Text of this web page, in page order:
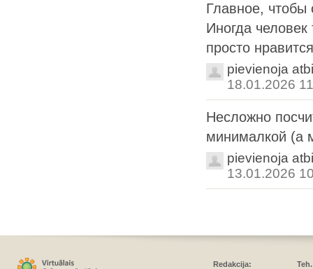
Главное, чтобы
Иногда
просто
pievienoja
18.01.2026
Несложно
минималкой (а
pievienoja
13.01.2026
Redakcija: